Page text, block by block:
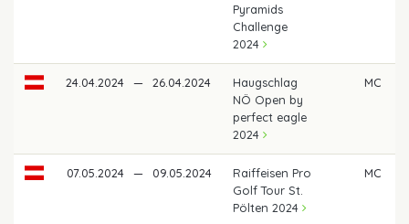
Pyramids
Challenge
2024
24.04.2024 — 26.04.2024
Haugschlag
NÖ Open by
perfect eagle
2024
MC
07.05.2024 — 09.05.2024
Raiffeisen Pro
Golf Tour St.
Pölten 2024
MC